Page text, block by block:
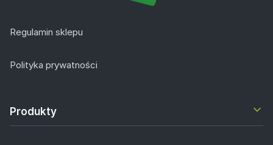
Regulamin sklepu
Polityka prywatności
Produkty